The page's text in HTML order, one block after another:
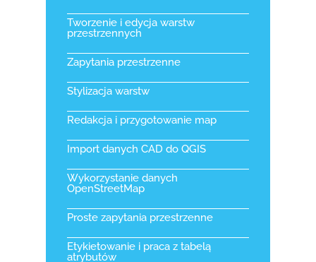
Tworzenie i edycja warstw
przestrzennych
Zapytania przestrzenne
Stylizacja warstw
Redakcja i przygotowanie map
Import danych CAD do QGIS
Wykorzystanie danych
OpenStreetMap​
Proste zapytania przestrzenne
Etykietowanie i praca z tabelą
atrybutów